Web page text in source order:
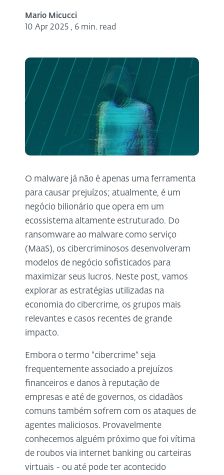
Mario Micucci
10 Apr 2025 , 6 min. read
O malware já não é apenas uma ferramenta
para causar prejuízos; atualmente, é um
negócio bilionário que opera em um
ecossistema altamente estruturado. Do
ransomware ao malware como serviço
(MaaS), os cibercriminosos desenvolveram
modelos de negócio sofisticados para
maximizar seus lucros. Neste post, vamos
explorar as estratégias utilizadas na
economia do cibercrime, os grupos mais
relevantes e casos recentes de grande
impacto.
Embora o termo "cibercrime" seja
frequentemente associado a prejuízos
financeiros e danos à reputação de
empresas e até de governos, os cidadãos
comuns também sofrem com os ataques de
agentes maliciosos. Provavelmente
conhecemos alguém próximo que foi vítima
de roubos via internet banking ou carteiras
virtuais - ou até pode ter acontecido